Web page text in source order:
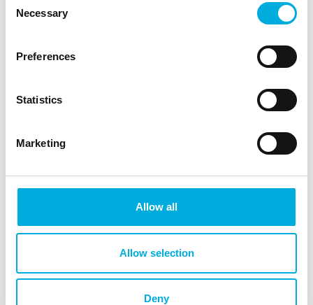
Selection
Necessary
Preferences
Statistics
Marketing
Allow all
Allow selection
Deny
aan het onderhouden en optimaliseren van deze
processen.
Download ons ISO-certificaat